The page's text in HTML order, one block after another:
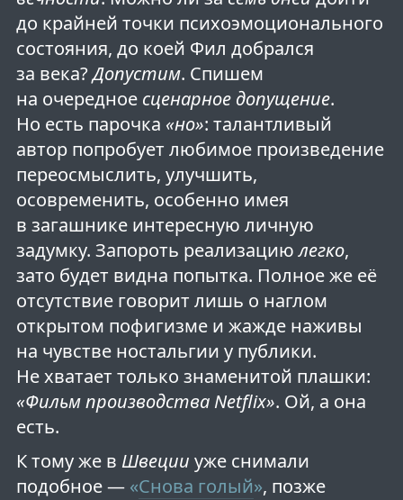
до крайней точки психоэмоционального
состояния, до коей Фил добрался
за века?Допустим. Спишем
на очередное сценарное допущение.
Но есть парочка «но»: талантливый
автор попробует любимое произведение
переосмыслить, улучшить,
осовременить, особенно имея
в загашнике интересную личную
задумку. Запороть реализациюлегко,
зато будет видна попытка. Полное же её
отсутствие говорит лишь о наглом
открытом пофигизме и жажде наживы
на чувстве ностальгии у публики.
Не хватает только знаменитой плашки:
«Фильм производства Netflix». Ой, а она
есть.
К тому же в Швеции уже снимали
подобное — «Снова голый», позже